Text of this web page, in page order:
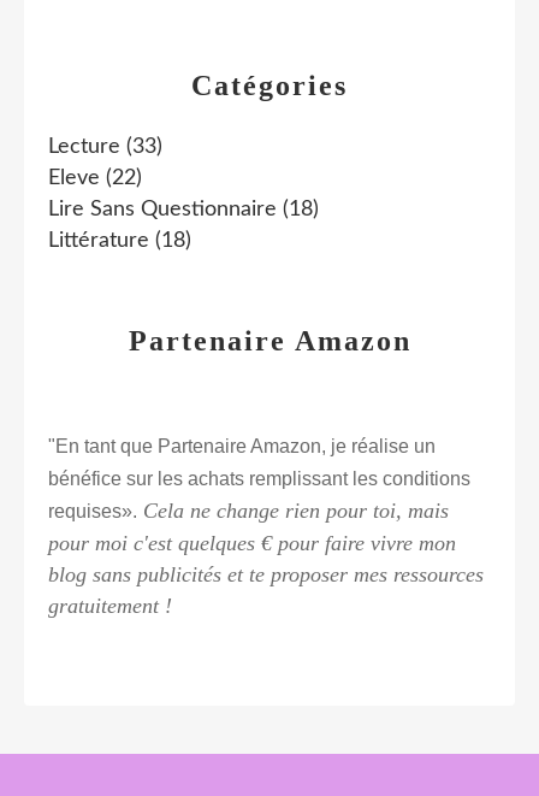
Catégories
Lecture (33)
Eleve (22)
Lire Sans Questionnaire (18)
Littérature (18)
Partenaire Amazon
"En tant que Partenaire Amazon, je réalise un
bénéfice sur les achats remplissant les conditions
requises». Cela ne change rien pour toi, mais
pour moi c'est quelques € pour faire vivre mon
blog sans publicités et te proposer mes ressources
gratuitement !